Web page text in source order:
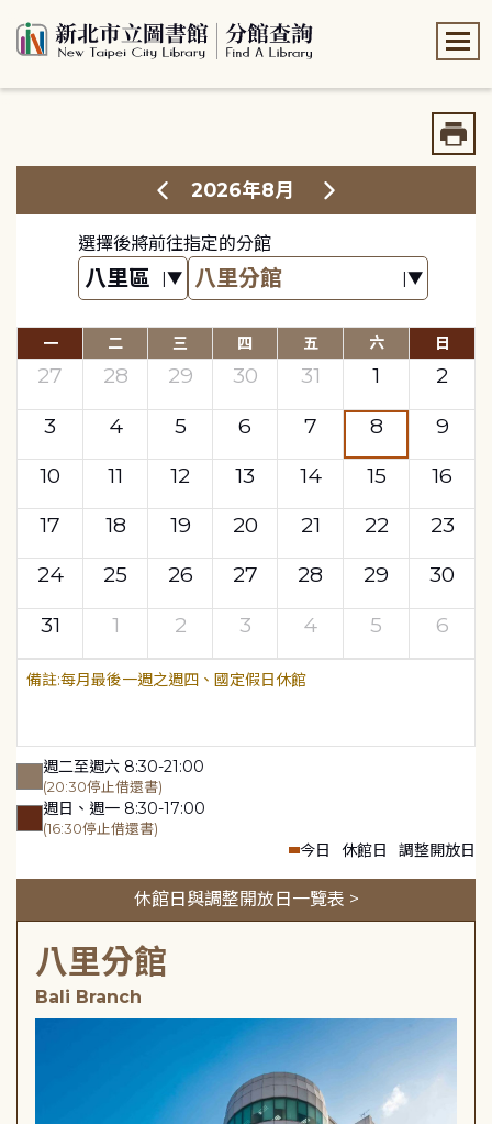
2026年8月
選擇後將前往指定的分館
一 二 三 四 五 六 日
27 28 29 30 31 1
2
3
4 5 6 7 8
9
10
11 12 13 14 15
16
17
18 19 20 21 22
23
24
25 26 27 28 29
30
31
1 2 3 4 5 6
每月最後一週之週四、國定假日休館
週二至週六 8:30-21:00
(20:30停止借還書)
週日、週一 8:30-17:00
(16:30停止借還書)
今日 休館日 調整開放日
休館日與調整開放日一覽表 >
八里分館
Bali Branch